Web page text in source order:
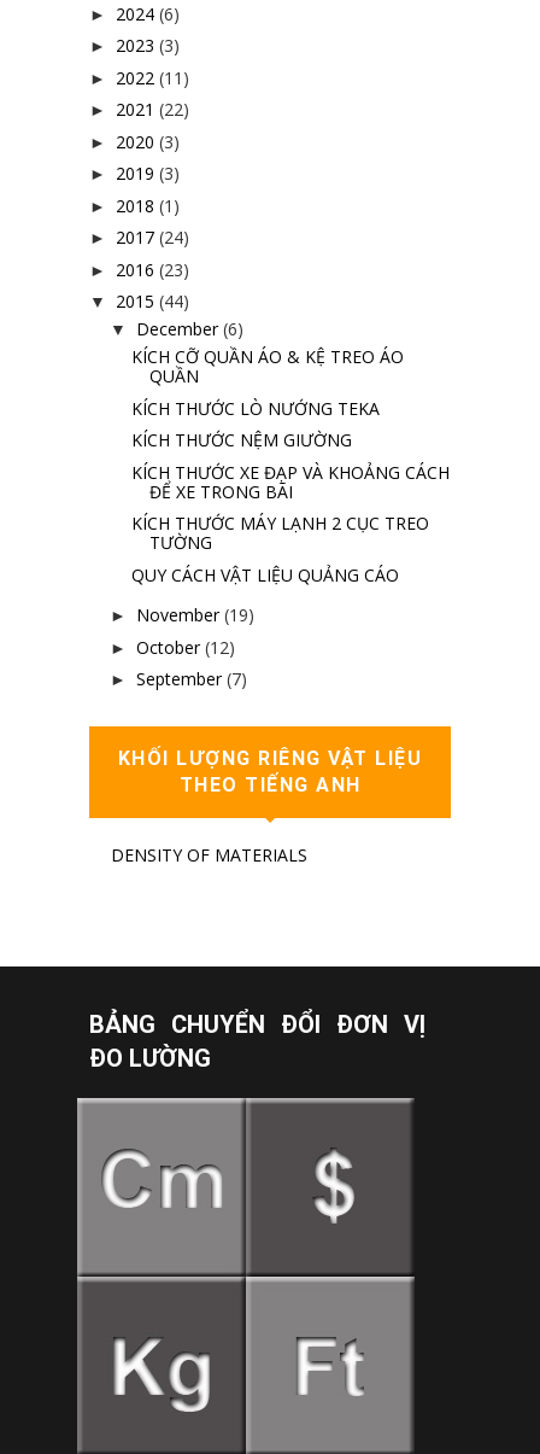
► 2024 (6)
► 2023 (3)
► 2022 (11)
► 2021 (22)
► 2020 (3)
► 2019 (3)
► 2018 (1)
► 2017 (24)
► 2016 (23)
▼ 2015 (44)
▼ December (6)
KÍCH CỠ QUẦN ÁO & KỆ TREO ÁO
QUẦN
KÍCH THƯỚC LÒ NƯỚNG TEKA
KÍCH THƯỚC NỆM GIƯỜNG
KÍCH THƯỚC XE ĐẠP VÀ KHOẢNG CÁCH
ĐỂ XE TRONG BÃI
KÍCH THƯỚC MÁY LẠNH 2 CỤC TREO
TƯỜNG
QUY CÁCH VẬT LIỆU QUẢNG CÁO
► November (19)
► October (12)
► September (7)
KHỐI LƯỢNG RIÊNG VẬT LIỆU
THEO TIẾNG ANH
DENSITY OF MATERIALS
BẢNG CHUYỂN ĐỔI ĐƠN VỊ
ĐO LƯỜNG